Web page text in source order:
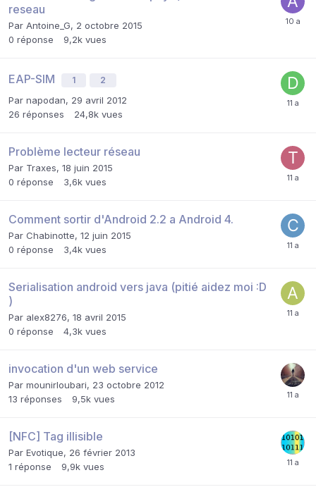
reseau
Par Antoine_G, 2 octobre 2015
0 réponse 9,2k vues
EAP-SIM 1 2
Par napodan, 29 avril 2012
26 réponses 24,8k vues
Problème lecteur réseau
Par Traxes, 18 juin 2015
0 réponse 3,6k vues
Comment sortir d'Android 2.2 a Android 4.
Par Chabinotte, 12 juin 2015
0 réponse 3,4k vues
Serialisation android vers java (pitié aidez moi :D
)
Par alex8276, 18 avril 2015
0 réponse 4,3k vues
invocation d'un web service
Par mounirloubari, 23 octobre 2012
13 réponses 9,5k vues
[NFC] Tag illisible
Par Evotique, 26 février 2013
1 réponse 9,9k vues